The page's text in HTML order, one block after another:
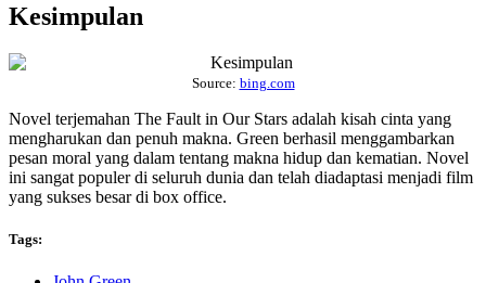
Kesimpulan
Source: bing.com
Novel terjemahan The Fault in Our Stars adalah kisah cinta yang
mengharukan dan penuh makna. Green berhasil menggambarkan
pesan moral yang dalam tentang makna hidup dan kematian. Novel
ini sangat populer di seluruh dunia dan telah diadaptasi menjadi film
yang sukses besar di box office.
Tags: